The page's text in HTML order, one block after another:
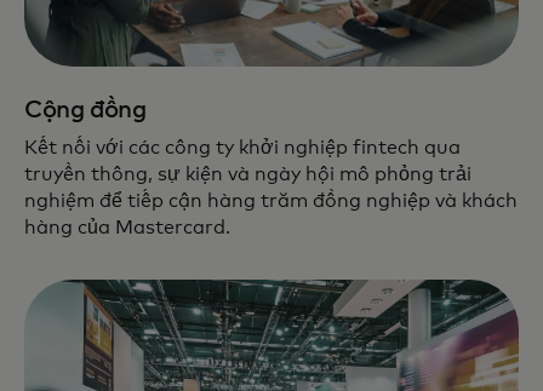
Cộng đồng
Kết nối với các công ty khởi nghiệp fintech qua
truyền thông, sự kiện và ngày hội mô phỏng trải
nghiệm để tiếp cận hàng trăm đồng nghiệp và khách
hàng của Mastercard.